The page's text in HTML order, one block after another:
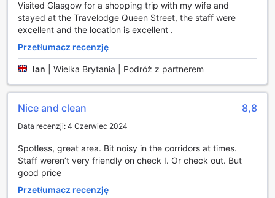
Travelodge Glasgow Queen Street to miejsce, które łączy
komfort z wygodą, oferując gościom szereg udogodnień,
które sprawiają, że pobyt staje się jeszcze bardziej
przyjemny. W całym hotelu dostępne jest bezpłatne Wi-Fi
w przestrzeniach ogólnodostępnych, co pozwala na łatwe i
szybkie łączenie się z internetem. Niezależnie od tego, czy
lokalne atrakcje, czy po prostu pozostać w kontakcie z
bliskimi, nasza sieć bezprzewodowa zapewnia niezawodne
Dodatkowo, codzienna obsługa sprzątająca gwarantuje, że
Twój pokój będzie zawsze czysty i schludny, co pozwoli Ci
w pełni cieszyć się pobytem. Dzięki tym udogodnieniom,
Travelodge Glasgow Queen Street staje się idealnym
miejscem zarówno dla turystów, jak i osób podróżujących
służbowo, które cenią sobie wygodę i profesjonalną
Visited Glasgow for a shopping trip with my wife and
stayed at the Travelodge Queen Street, the staff were
excellent and the location is excellent .
Przetłumacz recenzję
Ian Wielka Brytania | Podróż z partnerem
Nice and clean 8,8
Data recenzji: 4 Czerwiec 2024
Spotless, great area. Bit noisy in the corridors at times.
Staff weren’t very friendly on check I. Or check out. But
good price
Przetłumacz recenzję